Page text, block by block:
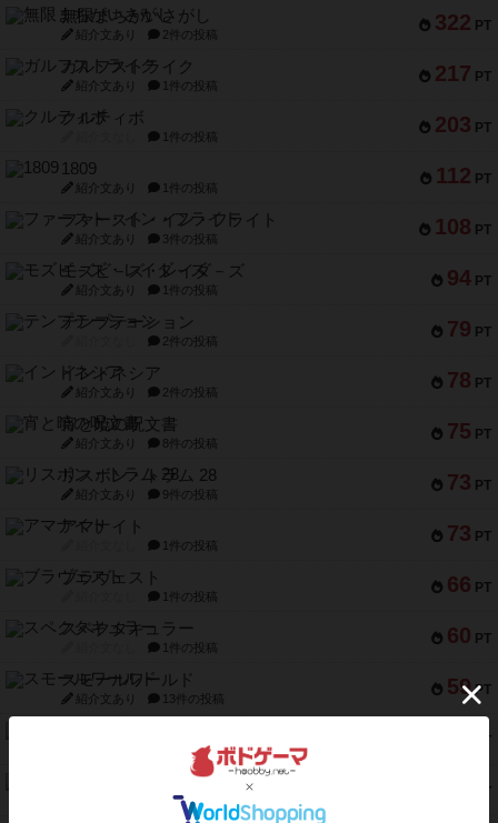
322 PT
無限まちがいさがし
紹介文あり 2件の投稿
217 PT
ガルフストライク
紹介文あり 1件の投稿
203 PT
クルティボ
1件の投稿
112 PT
1809
紹介文あり 1件の投稿
108 PT
ファースト・イン・フライト
紹介文あり 3件の投稿
94 PT
モズビ－ズ・レイダ－ズ
紹介文あり 1件の投稿
79 PT
テンプテーション
2件の投稿
78 PT
インドネシア
紹介文あり 2件の投稿
75 PT
宵と暁の呪文書
紹介文あり 8件の投稿
73 PT
リスボン・トラム 28
紹介文あり 9件の投稿
73 PT
アマナイト
1件の投稿
66 PT
ブラヴェスト
1件の投稿
60 PT
スペクタキュラー
1件の投稿
59 PT
スモールワールド
紹介文あり 13件の投稿
PT
2件の投稿
PT
Bitter End ブタペスト救出作戦
1件の投稿